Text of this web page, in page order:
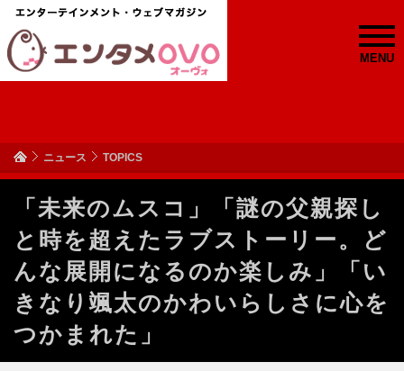
MENU
ニュース TOPICS
「未来のムスコ」「謎の父親探し
と時を超えたラブストーリー。ど
んな展開になるのか楽しみ」「い
きなり颯太のかわいらしさに心を
つかまれた」